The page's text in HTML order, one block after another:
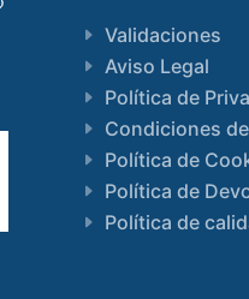
Validaciones
Aviso Legal
Política de
Condiciones
Política de
Política de
Política de